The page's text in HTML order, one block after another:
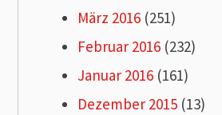
März 2016 (251)
Februar 2016 (232)
Januar 2016 (161)
Dezember 2015 (13)